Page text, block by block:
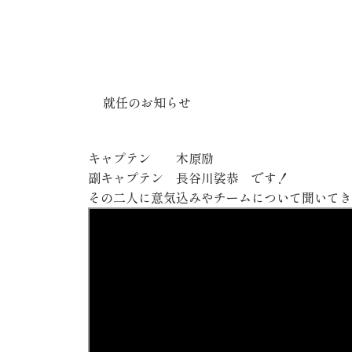
就任のお知らせ
キャプテン 木原励
副キャプテン 長谷川裟恭 です！
その二人に意気込みやチームについて聞いて